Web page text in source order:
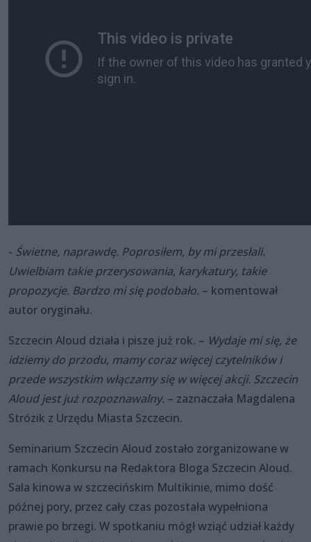
- Świetne, naprawdę. Poprosiłem, by mi przesłali.
Uwielbiam takie przerysowania, karykatury, takie
propozycje. Bardzo mi się podobało. – komentował
autor oryginału.
Szczecin Aloud działa i pisze już rok. – Wydaje mi się, że
idziemy do przodu, mamy coraz więcej czytelników i
przede wszystkim włączamy się w więcej akcji. Szczecin
Aloud jest już rozpoznawalny. – zaznaczała Magdalena
Strózik z Urzędu Miasta Szczecin.
Seminarium Szczecin Aloud zostało zorganizowane w
ramach Konkursu na Redaktora Bloga Szczecin Aloud.
Sala kinowa w szczecińskim Multikinie, mimo dość
późnej pory, przez cały czas pozostała wypełniona
prawie po brzegi. W spotkaniu mógł wziąć udział każdy